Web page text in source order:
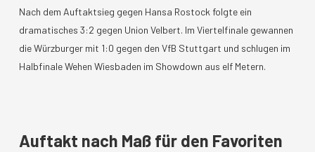
Nach dem Auftaktsieg gegen Hansa Rostock folgte ein
dramatisches 3:2 gegen Union Velbert. Im Viertelfinale gewannen
die Würzburger mit 1:0 gegen den VfB Stuttgart und schlugen im
Halbfinale Wehen Wiesbaden im Showdown aus elf Metern.
Auftakt nach Maß für den Favoriten